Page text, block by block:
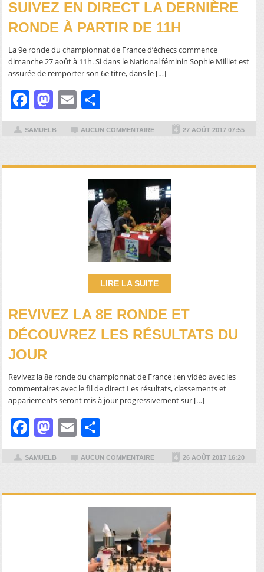
SUIVEZ EN DIRECT LA DERNIÈRE
RONDE À PARTIR DE 11H
La 9e ronde du championnat de France d’échecs commence
dimanche 27 août à 11h. Si dans le National féminin Sophie Milliet est
assurée de remporter son 6e titre, dans le […]
FacebookMastodonEmail
SAMUELB AUCUN COMMENTAIRE 27 AOÛT 2017 07:55
LIRE LA SUITE
REVIVEZ LA 8E RONDE ET
DÉCOUVREZ LES RÉSULTATS DU
JOUR
Revivez la 8e ronde du championnat de France : en vidéo avec les
commentaires avec le fil de direct Les résultats, classements et
appariements seront mis à jour progressivement sur […]
FacebookMastodonEmail
SAMUELB AUCUN COMMENTAIRE 26 AOÛT 2017 16:20